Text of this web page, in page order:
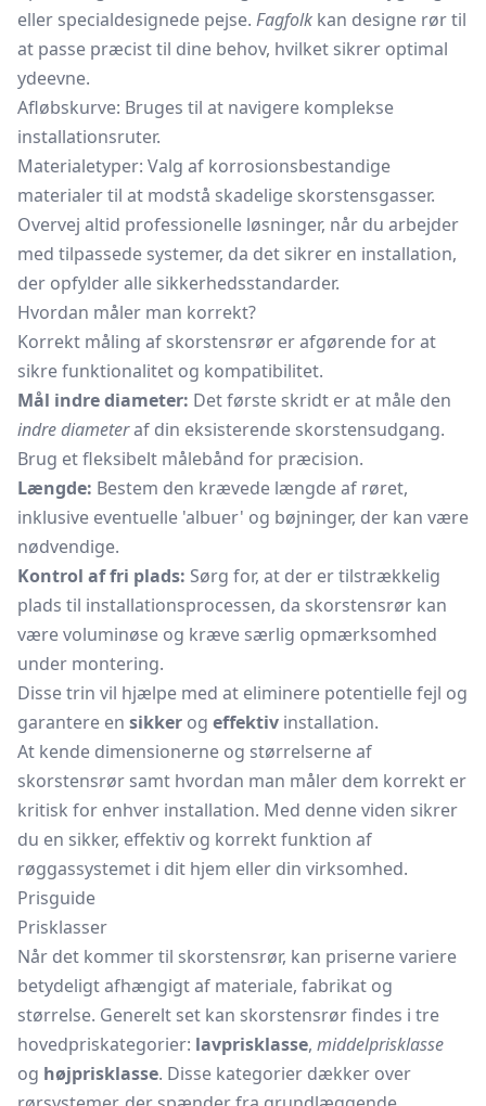
eller specialdesignede pejse. Fagfolk kan designe rør til
at passe præcist til dine behov, hvilket sikrer optimal
ydeevne.
Afløbskurve: Bruges til at navigere komplekse
installationsruter.
Materialetyper: Valg af korrosionsbestandige
materialer til at modstå skadelige skorstensgasser.
Overvej altid professionelle løsninger, når du arbejder
med tilpassede systemer, da det sikrer en installation,
der opfylder alle sikkerhedsstandarder.
Hvordan måler man korrekt?
Korrekt måling af skorstensrør er afgørende for at
sikre funktionalitet og kompatibilitet.
Mål indre diameter: Det første skridt er at måle den
indre diameteraf din eksisterende skorstensudgang.
Brug et fleksibelt målebånd for præcision.
Længde: Bestem den krævede længde af røret,
inklusive eventuelle 'albuer' og bøjninger, der kan være
nødvendige.
Kontrol af fri plads: Sørg for, at der er tilstrækkelig
plads til installationsprocessen, da skorstensrør kan
være voluminøse og kræve særlig opmærksomhed
under montering.
Disse trin vil hjælpe med at eliminere potentielle fejl og
garantere en sikker og effektiv installation.
At kende dimensionerne og størrelserne af
skorstensrør samt hvordan man måler dem korrekt er
kritisk for enhver installation. Med denne viden sikrer
du en sikker, effektiv og korrekt funktion af
røggassystemet i dit hjem eller din virksomhed.
Prisguide
Prisklasser
Når det kommer til skorstensrør, kan priserne variere
betydeligt afhængigt af materiale, fabrikat og
størrelse. Generelt set kan skorstensrør findes i tre
hovedpriskategorier: lavprisklasse, middelprisklasse
og højprisklasse. Disse kategorier dækker over